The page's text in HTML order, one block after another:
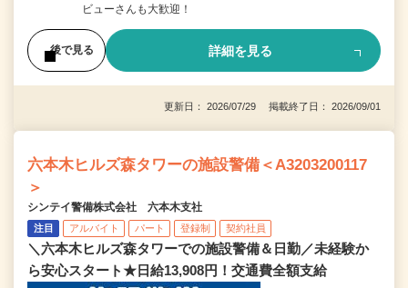
ビューさんも大歓迎！
後で見る 詳細を見る
更新日： 2026/07/29 掲載終了日： 2026/09/01
六本木ヒルズ森タワーの施設警備＜A3203200117
＞
シンテイ警備株式会社 六本木支社
注目 アルバイト パート 登録制 契約社員
＼六本木ヒルズ森タワーでの施設警備＆日勤／未経験か
ら安心スタート★日給13,908円！交通費全額支給